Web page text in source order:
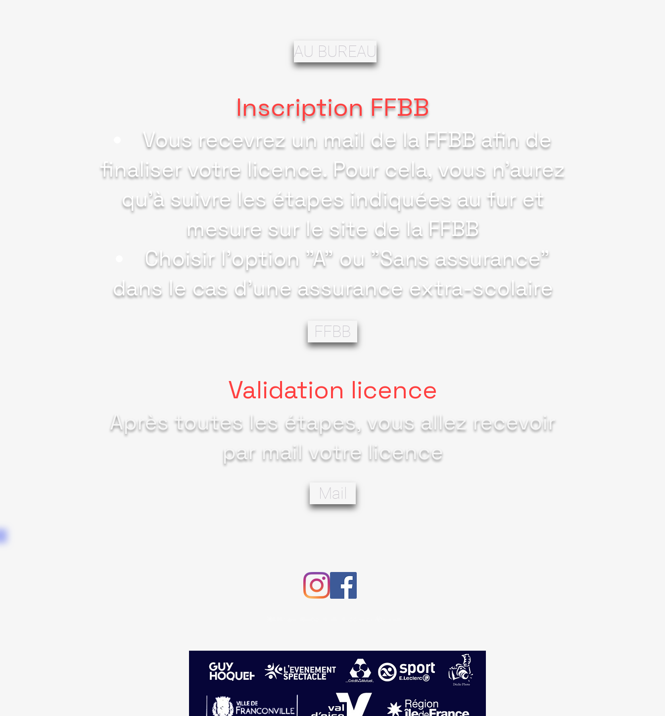
AU BUREAU
Inscription FFBB
Vous recevrez un mail de la FFBB afin de
finaliser votre licence. Pour cela, vous n'aurez
qu'à suivre les étapes indiquées au fur et
mesure sur le site de la FFBB
Choisir l'option "A" ou "Sans assurance"
dans le cas d'une assurance extra-scolaire
FFBB
Validation licence
Après toutes les étapes, vous allez recevoir
par mail votre licence
Mail